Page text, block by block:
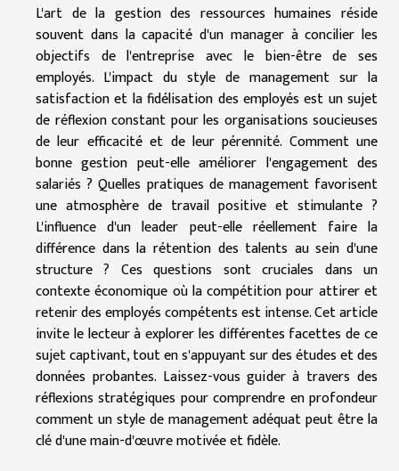
L'art de la gestion des ressources humaines réside
souvent dans la capacité d'un manager à concilier les
objectifs de l'entreprise avec le bien-être de ses
employés. L'impact du style de management sur la
satisfaction et la fidélisation des employés est un sujet
de réflexion constant pour les organisations soucieuses
de leur efficacité et de leur pérennité. Comment une
bonne gestion peut-elle améliorer l'engagement des
salariés ? Quelles pratiques de management favorisent
une atmosphère de travail positive et stimulante ?
L'influence d'un leader peut-elle réellement faire la
différence dans la rétention des talents au sein d'une
structure ? Ces questions sont cruciales dans un
contexte économique où la compétition pour attirer et
retenir des employés compétents est intense. Cet article
invite le lecteur à explorer les différentes facettes de ce
sujet captivant, tout en s'appuyant sur des études et des
données probantes. Laissez-vous guider à travers des
réflexions stratégiques pour comprendre en profondeur
comment un style de management adéquat peut être la
clé d'une main-d'œuvre motivée et fidèle.